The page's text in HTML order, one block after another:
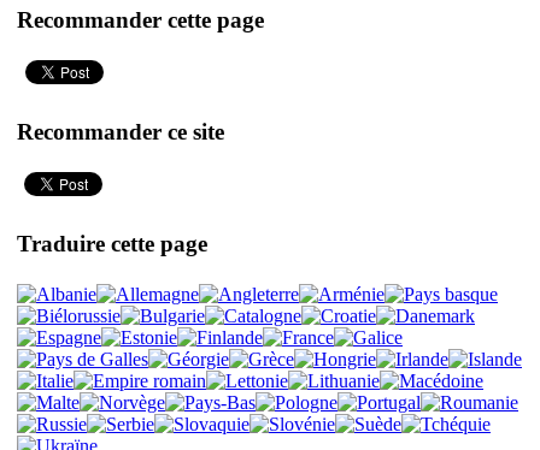
Recommander cette page
Recommander ce site
Traduire cette page